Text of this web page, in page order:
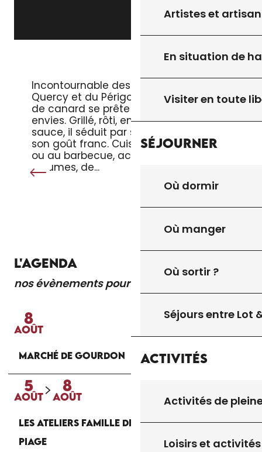
Artistes et
En situation de
Visiter en toute
Séjourner
Où dormir
Où manger
Où sortir ?
Séjours entre Lot
Activités
Activités de
Loisirs et activités
Incontournable des tables du
Quercy et du Périgord, le magret
de canard se prête à toutes les
envies. Grillé, rôti, en salade ou en
sauce, il séduit par sa tendreté et
son goût franc. Cuisiné à la poêle
ou au barbecue, accompagné de
légumes, de...
L'AGENDA
nos évènements pour vous
Lire la suite
8
AOÛT
MARCHÉ DE GOURDON
5
AOÛT
8
AOÛT
LES ATELIERS FAMILLE DE LA MAISON DU
PIAGE